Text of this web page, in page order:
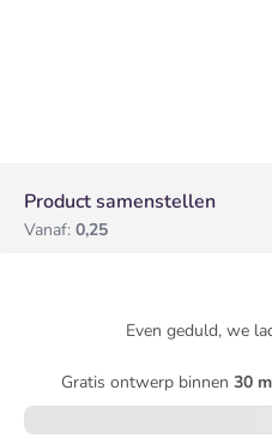
Product samenstellen
Vanaf: 0,25
Even geduld, we
Gratis ontwerp binnen 30